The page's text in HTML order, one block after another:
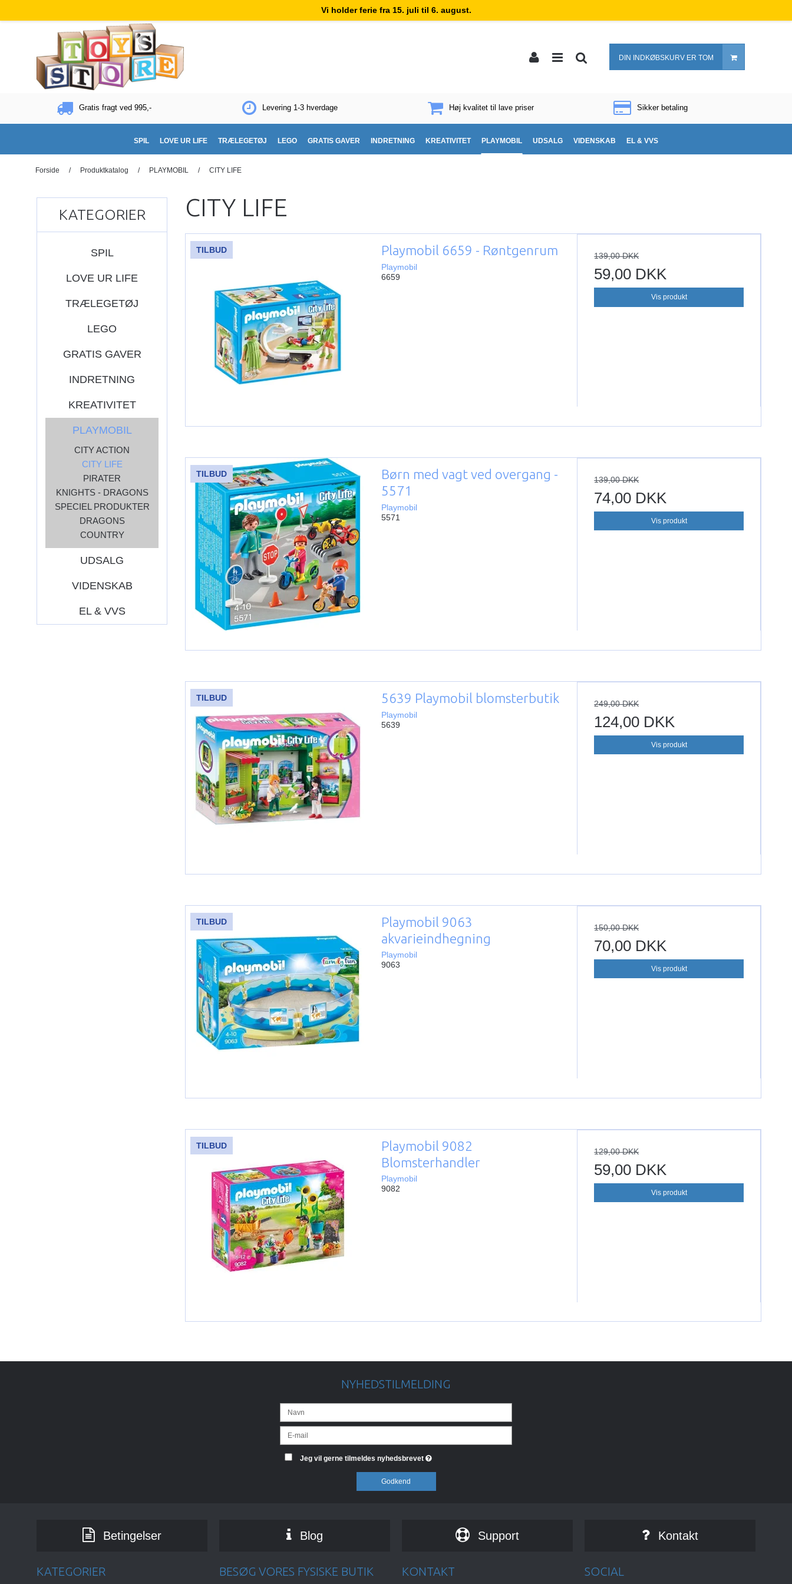
Vi holder ferie fra 15. juli til 6. august.
DIN INDKØBSKURV ER TOM
Gratis fragt ved 995,- Levering 1-3 hverdage Høj kvalitet til lave priser Sikker betaling
SPIL LOVE UR LIFE TRÆLEGETØJ LEGO GRATIS GAVER INDRETNING KREATIVITET PLAYMOBIL UDSALG VIDENSKAB EL & VVS
Forside / Produktkatalog / PLAYMOBIL / CITY LIFE
KATEGORIER
SPIL
LOVE UR LIFE
TRÆLEGETØJ
LEGO
GRATIS GAVER
INDRETNING
KREATIVITET
PLAYMOBIL
CITY ACTION
CITY LIFE
PIRATER
KNIGHTS - DRAGONS
SPECIEL PRODUKTER
DRAGONS
COUNTRY
UDSALG
VIDENSKAB
EL & VVS
CITY LIFE
TILBUD Playmobil 6659 - Røntgenrum
Playmobil
6659
139,00 DKK
59,00 DKK
Vis produkt
TILBUD
Børn med vagt ved overgang -
5571
Playmobil
5571
139,00 DKK
74,00 DKK
Vis produkt
TILBUD 5639 Playmobil blomsterbutik
Playmobil
5639
249,00 DKK
124,00 DKK
Vis produkt
TILBUD
Playmobil 9063
akvarieindhegning
Playmobil
9063
150,00 DKK
70,00 DKK
Vis produkt
TILBUD
Playmobil 9082
Blomsterhandler
Playmobil
9082
129,00 DKK
59,00 DKK
Vis produkt
NYHEDSTILMELDING
Jeg vil gerne tilmeldes nyhedsbrevet
Godkend
Betingelser Blog Support Kontakt
KATEGORIER BESØG VORES FYSISKE BUTIK KONTAKT SOCIAL